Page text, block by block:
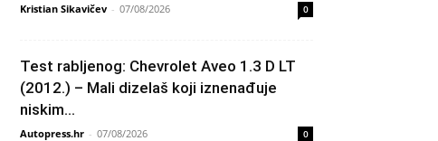
Kristian Sikavičev - 07/08/2026 0
Test rabljenog: Chevrolet Aveo 1.3 D LT
(2012.) – Mali dizelaš koji iznenađuje
niskim...
Autopress.hr - 07/08/2026 0